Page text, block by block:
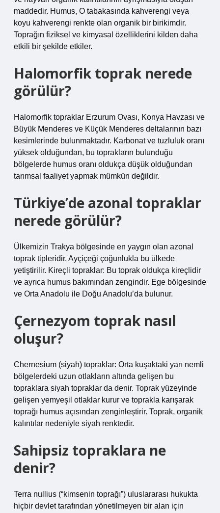
maddedir. Humus, O tabakasında kahverengi veya
koyu kahverengi renkte olan organik bir birikimdir.
Toprağın fiziksel ve kimyasal özelliklerini kilden daha
etkili bir şekilde etkiler.
Halomorfik toprak nerede
görülür?
Halomorfik topraklar Erzurum Ovası, Konya Havzası ve
Büyük Menderes ve Küçük Menderes deltalarının bazı
kesimlerinde bulunmaktadır. Karbonat ve tuzluluk oranı
yüksek olduğundan, bu toprakların bulunduğu
bölgelerde humus oranı oldukça düşük olduğundan
tarımsal faaliyet yapmak mümkün değildir.
Türkiye’de azonal topraklar
nerede görülür?
Ülkemizin Trakya bölgesinde en yaygın olan azonal
toprak tipleridir. Ayçiçeği çoğunlukla bu ülkede
yetiştirilir. Kireçli topraklar: Bu toprak oldukça kireçlidir
ve ayrıca humus bakımından zengindir. Ege bölgesinde
ve Orta Anadolu ile Doğu Anadolu’da bulunur.
Çernezyom toprak nasıl
oluşur?
Chernesium (siyah) topraklar: Orta kuşaktaki yarı nemli
bölgelerdeki uzun otlakların altında gelişen bu
topraklara siyah topraklar da denir. Toprak yüzeyinde
gelişen yemyeşil otlaklar kurur ve toprakla karışarak
toprağı humus açısından zenginleştirir. Toprak, organik
kalıntılar nedeniyle siyah renktedir.
Sahipsiz topraklara ne
denir?
Terra nullius (“kimsenin toprağı”) uluslararası hukukta
hiçbir devlet tarafından yönetilmeyen bir alan için